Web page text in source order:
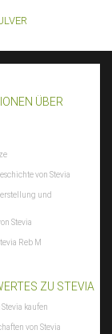
ÜBER
von Stevia
und
Stevia
Reb M
ZU STEVIA
kaufen
von Stevia